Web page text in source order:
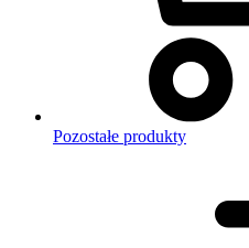
Pozostałe produkty